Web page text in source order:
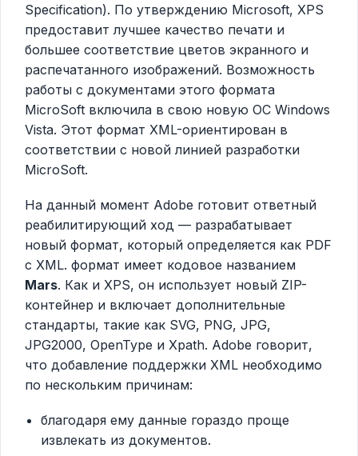
Specification). По утверждению Microsoft, XPS
предоставит лучшее качество печати и
большее соответствие цветов экранного и
распечатанного изображений. Возможность
работы с документами этого формата
MicroSoft включила в свою новую ОС Windows
Vista. Этот формат XML-ориентирован в
соответствии с новой линией разработки
MicroSoft.
На данный момент Adobe готовит ответный
реабилитирующий ход — разрабатывает
новый формат, который определяется как PDF
с XML. формат имеет кодовое названием
Mars. Как и XPS, он использует новый ZIP-
контейнер и включает дополнительные
стандарты, такие как SVG, PNG, JPG,
JPG2000, OpenType и Xpath. Adobe говорит,
что добавление поддержки XML необходимо
по нескольким причинам:
благодаря ему данные гораздо проще
извлекать из документов.